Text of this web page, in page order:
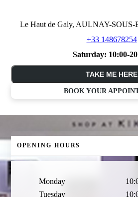
Le Haut de Galy, AULNAY-SOUS-
+33 148678254
Saturday: 10:00-
TAKE ME HERE
BOOK YOUR
OPENING HOURS
Monday
Tuesday